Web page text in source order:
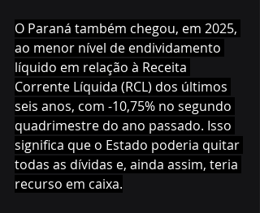
O Paraná também chegou, em 2025,
ao menor nível de endividamento
líquido em relação à Receita
Corrente Líquida (RCL) dos últimos
seis anos, com -10,75% no segundo
quadrimestre do ano passado. Isso
significa que o Estado poderia quitar
todas as dívidas e, ainda assim, teria
recurso em caixa.